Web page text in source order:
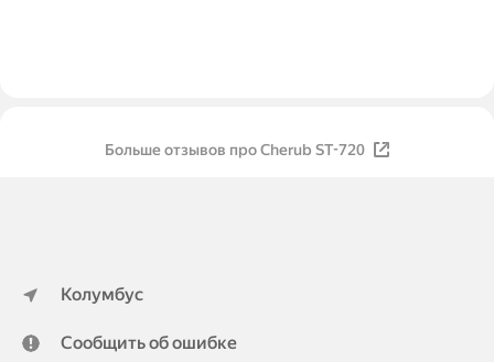
Больше отзывов про Cherub ST-720
Колумбус
Сообщить об ошибке